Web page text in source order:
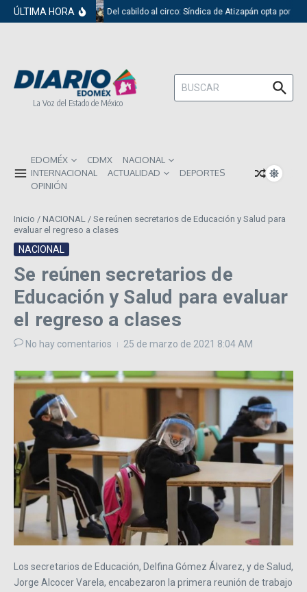
Saltar al contenido
ÚLTIMA HORA Del cabildo al circo: Síndica de Atizapán opta por el
La Voz del Estado de México
Buscar:
EDOMÉX CDMX
NACIONAL
INTERNACIONAL
ACTUALIDAD
DEPORTES
OPINIÓN
Inicio / NACIONAL / Se reúnen secretarios de Educación y Salud para
evaluar el regreso a clases
NACIONAL
Se reúnen secretarios de
Educación y Salud para evaluar
el regreso a clases
No hay comentarios 25 de marzo de 2021 8:04 AM
Los secretarios de Educación, Delfina Gómez Álvarez, y de Salud,
Jorge Alcocer Varela, encabezaron la primera reunión de trabajo